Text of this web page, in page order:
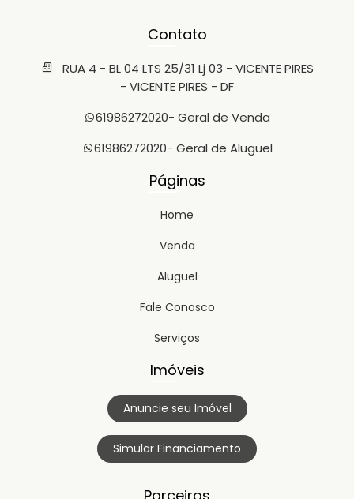
Contato
RUA 4 - BL 04 LTS 25/31 Lj 03 - VICENTE PIRES
- VICENTE PIRES - DF
61986272020- Geral de Venda
61986272020- Geral de Aluguel
Páginas
Home
Venda
Aluguel
Fale Conosco
Serviços
Imóveis
Anuncie seu Imóvel
Simular Financiamento